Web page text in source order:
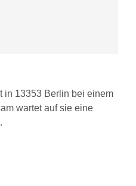
in 13353 Berlin bei einem
wartet auf sie eine